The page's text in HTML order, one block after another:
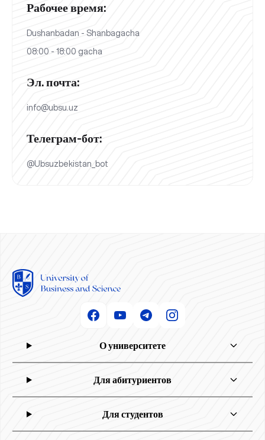
Рабочее время:
Dushanbadan - Shanbagacha
08:00 - 18:00 gacha
Эл. почта:
info@ubsu.uz
Телеграм-бот:
@Ubsuzbekistan_bot
О университете
Для абитуриентов
Для студентов